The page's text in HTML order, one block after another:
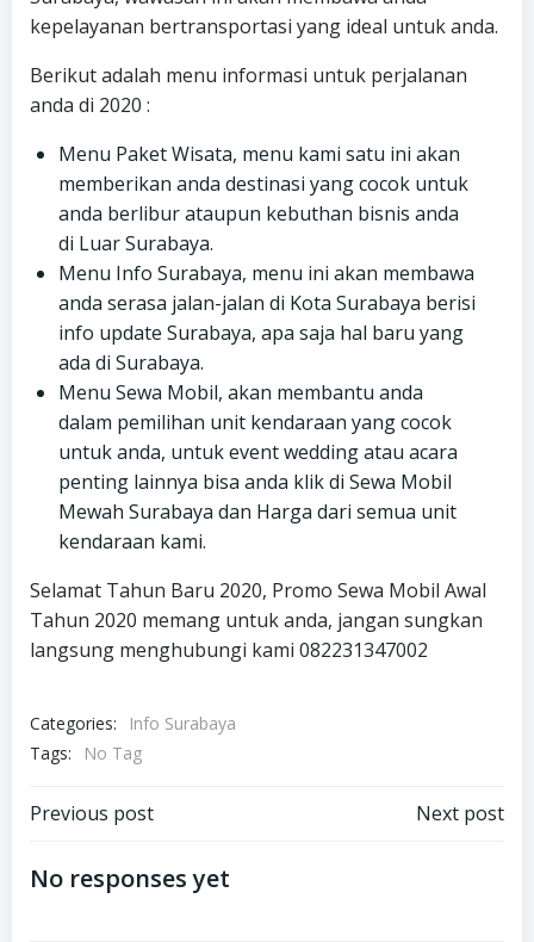
kepelayanan bertransportasi yang ideal untuk anda.
Berikut adalah menu informasi untuk perjalanan
anda di 2020 :
Menu Paket Wisata, menu kami satu ini akan
memberikan anda destinasi yang cocok untuk
anda berlibur ataupun kebuthan bisnis anda
di Luar Surabaya.
Menu Info Surabaya, menu ini akan membawa
anda serasa jalan-jalan di Kota Surabaya berisi
info update Surabaya, apa saja hal baru yang
ada di Surabaya.
Menu Sewa Mobil, akan membantu anda
dalam pemilihan unit kendaraan yang cocok
untuk anda, untuk event wedding atau acara
penting lainnya bisa anda klik di Sewa Mobil
Mewah Surabaya dan Harga dari semua unit
kendaraan kami.
Selamat Tahun Baru 2020, Promo Sewa Mobil Awal
Tahun 2020 memang untuk anda, jangan sungkan
langsung menghubungi kami 082231347002
Categories:
Info Surabaya
Tags:
No Tag
Post
navigation
Previous post Next post
No responses yet